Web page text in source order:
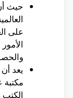
حيث
على
يعد
الكتب